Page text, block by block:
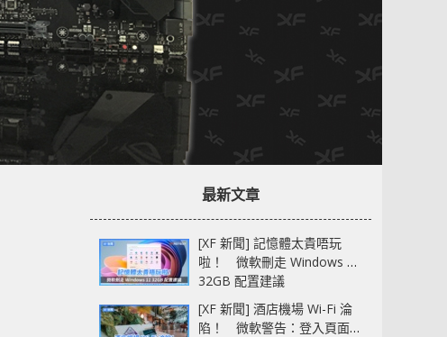
最新文章
[XF 新聞] 記憶體太貴唔玩
啦！ 微軟刪走 Windows 11
32GB 配置建議
[XF 新聞] 酒店機場 Wi-Fi 淪
陷！ 微軟警告：登入頁面可